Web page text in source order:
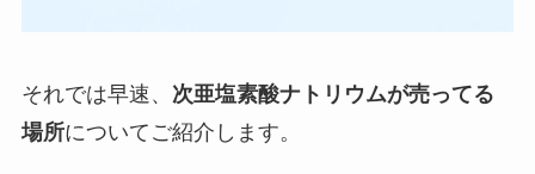
それでは早速、 次亜塩素酸ナトリウムが売ってる
場所についてご紹介します。